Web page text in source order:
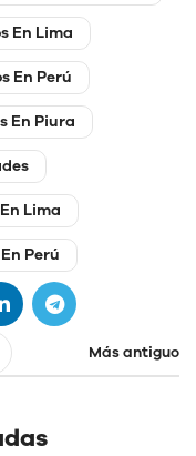
En Lima
En Perú
En Piura
Lima
Perú
Más antiguo